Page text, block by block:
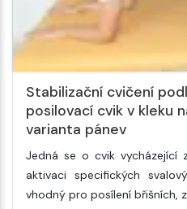
Stabilizační cvičení
posilovací cvik v kleku
varianta pánev
Jedná se o cvik vycházející
aktivaci specifických
vhodný pro posílení břišních,